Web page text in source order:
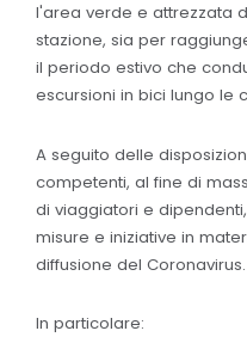
l'area verde e attrezzata
stazione, sia per
il periodo estivo che
escursioni in bici lungo le
A seguito delle
competenti, al fine di
di viaggiatori e
misure e iniziative in
diffusione del Coronavirus.
In particolare: